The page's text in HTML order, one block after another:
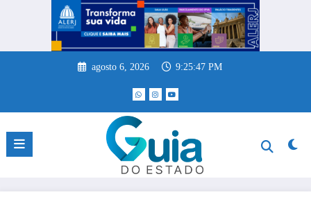
agosto 6, 2026 9:25:47 PM